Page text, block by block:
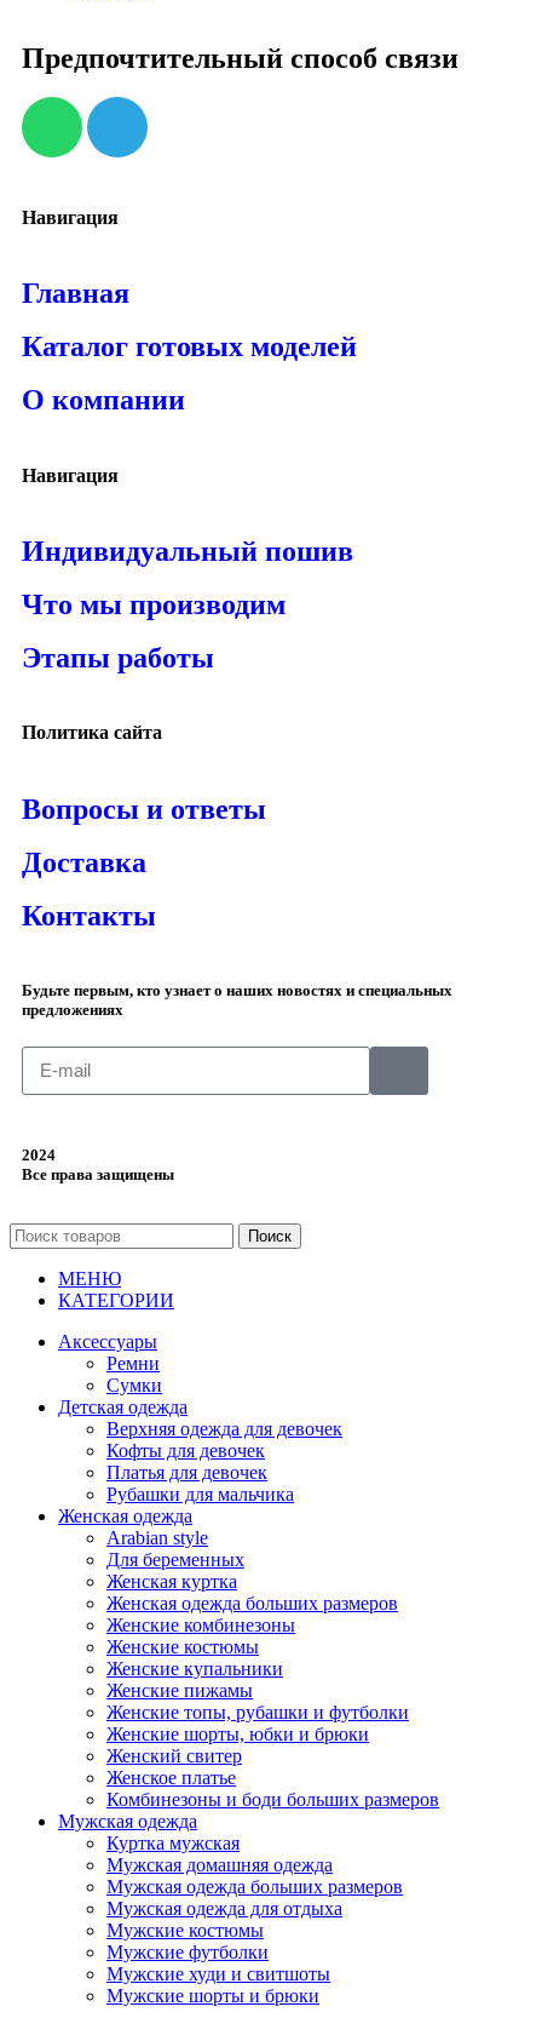
Предпочтительный способ связи
Навигация
Главная
Каталог готовых моделей
О компании
Навигация
Индивидуальный пошив
Что мы производим
Этапы работы
Политика сайта
Вопросы и ответы
Доставка
Контакты
Будьте первым, кто узнает о наших новостях и специальных
предложениях
2024
Все права защищены
Поиск
МЕНЮ
КАТЕГОРИИ
Аксессуары
Ремни
Сумки
Детская одежда
Верхняя одежда для девочек
Кофты для девочек
Платья для девочек
Рубашки для мальчика
Женская одежда
Arabian style
Для беременных
Женская куртка
Женская одежда больших размеров
Женские комбинезоны
Женские костюмы
Женские купальники
Женские пижамы
Женские топы, рубашки и футболки
Женские шорты, юбки и брюки
Женский свитер
Женское платье
Комбинезоны и боди больших размеров
Мужская одежда
Куртка мужская
Мужская домашняя одежда
Мужская одежда больших размеров
Мужская одежда для отдыха
Мужские костюмы
Мужские футболки
Мужские худи и свитшоты
Мужские шорты и брюки